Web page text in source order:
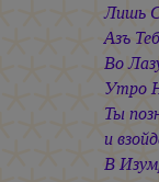
Лишь
Азъ
Во
Утро
Ты
и
В